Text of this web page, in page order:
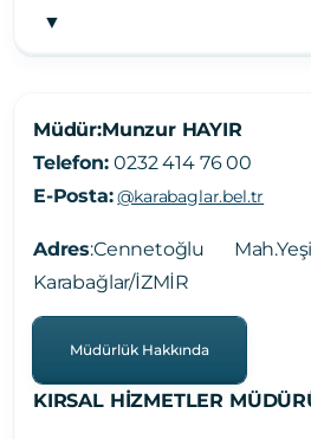
▼
Müdür:Munzur HAYIR
Telefon:0232 414 76 00
E-Posta: @karabaglar.bel.tr
Adres:Cennetoğlu
Karabağlar/İZMİR
Müdürlük Hakkında
KIRSAL HİZMETLER